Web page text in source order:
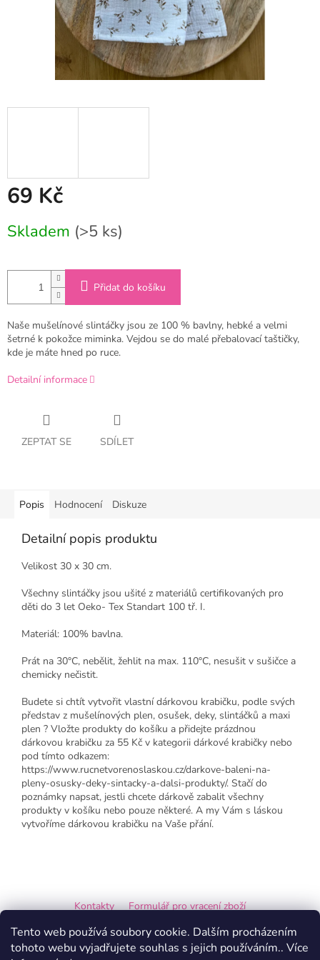
Tento web používá soubory cookie. Dalším procházením
tohoto webu vyjadřujete souhlas s jejich používáním.. Více
69 Kč
cena:
Skladem (>5 ks)
Přidat do košíku
Naše mušelínové slintáčky jsou ze 100 % bavlny, hebké a velmi
šetrné k pokožce miminka. Vejdou se do malé přebalovací taštičky,
kde je máte hned po ruce.
Detailní informace
ZEPTAT SE SDÍLET
Popis Hodnocení Diskuze
Detailní popis produktu
Velikost 30 x 30 cm.
Všechny slintáčky jsou ušité z materiálů certifikovaných pro
děti do 3 let Oeko- Tex Standart 100 tř. I.
Materiál: 100% bavlna.
Prát na 30°C, nebělit, žehlit na max. 110°C, nesušit v sušičce a
chemicky nečistit.
Budete si chtít vytvořit vlastní dárkovou krabičku, podle svých
představ z mušelínových plen, osušek, deky, slintáčků a maxi
plen ? Vložte produkty do košíku a přidejte prázdnou
dárkovou krabičku za 55 Kč v kategorii dárkové krabičky nebo
pod tímto odkazem:
https://www.rucnetvorenoslaskou.cz/darkove-baleni-na-
pleny-osusky-deky-sintacky-a-dalsi-produkty/. Stačí do
poznámky napsat, jestli chcete dárkově zabalit všechny
produkty v košíku nebo pouze některé. A my Vám s láskou
vytvoříme dárkovou krabičku na Vaše přání.
p
Kontakty
Formulář pro vracení zboží
Formulář pro reklamaci